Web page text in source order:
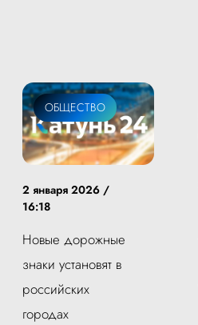
ОБЩЕСТВО
2 января 2026 /
16:18
Новые дорожные
знаки установят в
российских
городах